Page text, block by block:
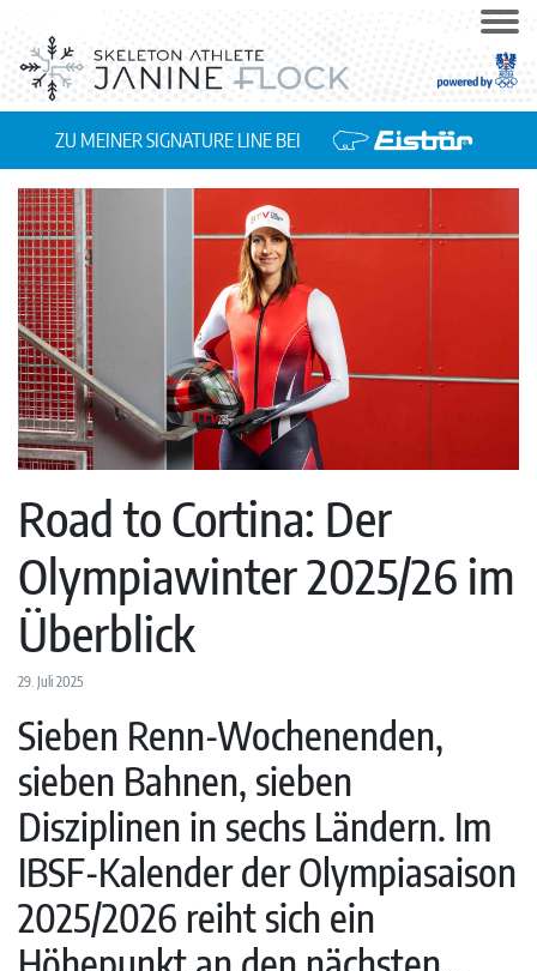
ZU MEINER SIGNATURE LINE BEI
Road to Cortina: Der
Olympiawinter 2025/26 im
Überblick
29. Juli 2025
Sieben Renn-Wochenenden,
sieben Bahnen, sieben
Disziplinen in sechs Ländern. Im
IBSF-Kalender der Olympiasaison
2025/2026 reiht sich ein